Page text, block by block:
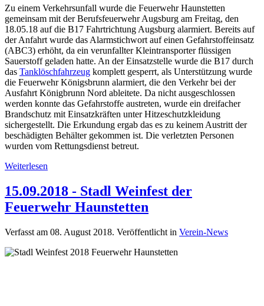
Zu einem Verkehrsunfall wurde die Feuerwehr Haunstetten
gemeinsam mit der Berufsfeuerwehr Augsburg am Freitag, den
18.05.18 auf die B17 Fahrtrichtung Augsburg alarmiert. Bereits auf
der Anfahrt wurde das Alarmstichwort auf einen Gefahrstoffeinsatz
(ABC3) erhöht, da ein verunfallter Kleintransporter flüssigen
Sauerstoff geladen hatte. An der Einsatzstelle wurde die B17 durch
das Tanklöschfahrzeug komplett gesperrt, als Unterstützung wurde
die Feuerwehr Königsbrunn alarmiert, die den Verkehr bei der
Ausfahrt Königbrunn Nord ableitete. Da nicht ausgeschlossen
werden konnte das Gefahrstoffe austreten, wurde ein dreifacher
Brandschutz mit Einsatzkräften unter Hitzeschutzkleidung
sichergestellt. Die Erkundung ergab das es zu keinem Austritt der
beschädigten Behälter gekommen ist. Die verletzten Personen
wurden vom Rettungsdienst betreut.
Weiterlesen
15.09.2018 - Stadl Weinfest der
Feuerwehr Haunstetten
Verfasst am 08. August 2018. Veröffentlicht in Verein-News